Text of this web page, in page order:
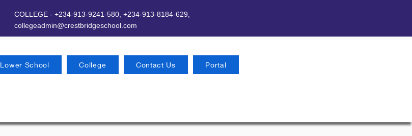
COLLEGE - +234-913-9241-580, +234-913-8184-629,
collegeadmin@crestbridgeschool.com
Lower School College Contact Us Portal